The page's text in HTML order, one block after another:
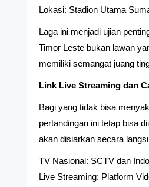
Lokasi: Stadion Utama
Laga ini menjadi ujian
Timor Leste bukan lawan
memiliki semangat juang
Link Live Streaming dan
Bagi yang tidak bisa
pertandingan ini tetap bisa
akan disiarkan secara
TV Nasional: SCTV dan
Live Streaming: Platform